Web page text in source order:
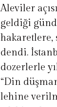
Aleviler
geldiği
hakaretlere,
dendi.
dozerlerle
“Din
lehine